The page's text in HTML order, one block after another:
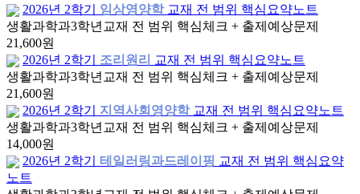
2026년 2학기 임상영양학 교재 전 범위 핵심요약노트
생활과학과3학년 교재 전 범위 핵심체크 + 출제예상문제
21,600원
2026년 2학기
조리원리
교재 전 범위 핵심요약노트
생활과학과3학년 교재 전 범위 핵심체크 + 출제예상문제
21,600원
2026년 2학기
지역사회영양학 교재 전 범위 핵심요약노트
생활과학과3학년 교재 전 범위 핵심체크 + 출제예상문제
14,000원
2026년 2학기
테일러링과드레이핑 교재 전 범위 핵심요약
노트